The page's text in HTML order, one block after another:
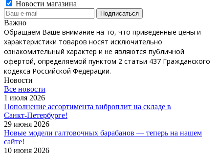
Новости магазина
Важно
Обращаем Ваше внимание на то, что приведенные цены и
характеристики товаров носят исключительно
ознакомительный характер и не являются публичной
офертой, определяемой пунктом 2 статьи 437 Гражданского
кодекса Российской Федерации.
Новости
Все новости
1 июля 2026
Пополнение ассортимента виброплит на складе в
Санкт‑Петербурге!
29 июня 2026
Новые модели галтовочных барабанов — теперь на нашем
сайте!
10 июня 2026